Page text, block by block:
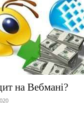
на Вебмані?